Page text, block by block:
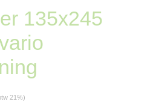
135x245
21%)